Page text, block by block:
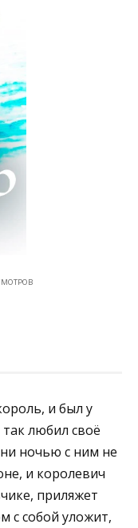
и был у
любил своё
ночью с ним не
и королевич
приляжет
с собой уложит,